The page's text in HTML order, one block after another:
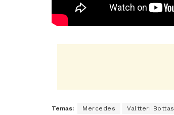
Temas: Mercedes Valtteri Bottas